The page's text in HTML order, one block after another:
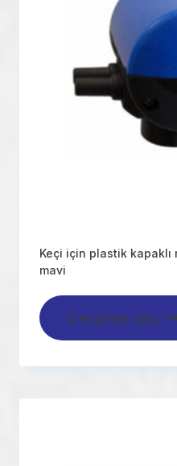
Keçi için plastik
mavi
Devamını oku